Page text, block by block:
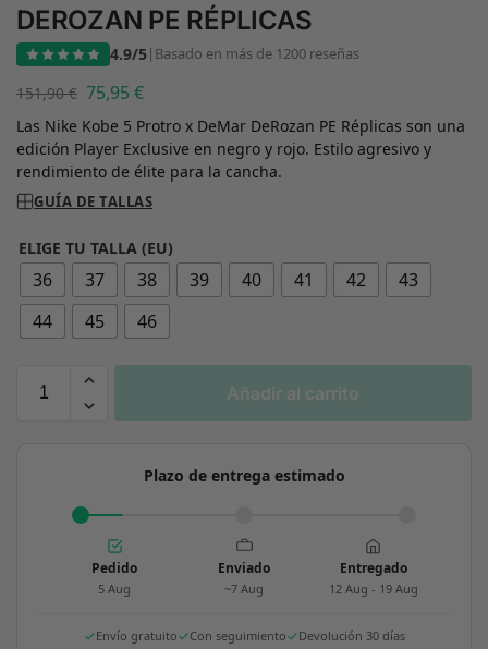
DEROZAN PE RÉPLICAS
4.9/5| Basado en más de 1200 reseñas
151,90€ 75,95 €
Las Nike Kobe 5 Protro x DeMar DeRozan PE Réplicas son una
edición Player Exclusive en negro y rojo. Estilo agresivo y
rendimiento de élite para la cancha.
GUÍA DE TALLAS
ELIGE TU TALLA (EU)
36 37 38 39 40 41 42
43
44
45 46
Añadir al carrito
Plazo de entrega estimado
Pedido
5 Aug
Enviado
~7 Aug
Entregado
12 Aug - 19 Aug
Envío gratuito Con seguimiento Devolución 30 días